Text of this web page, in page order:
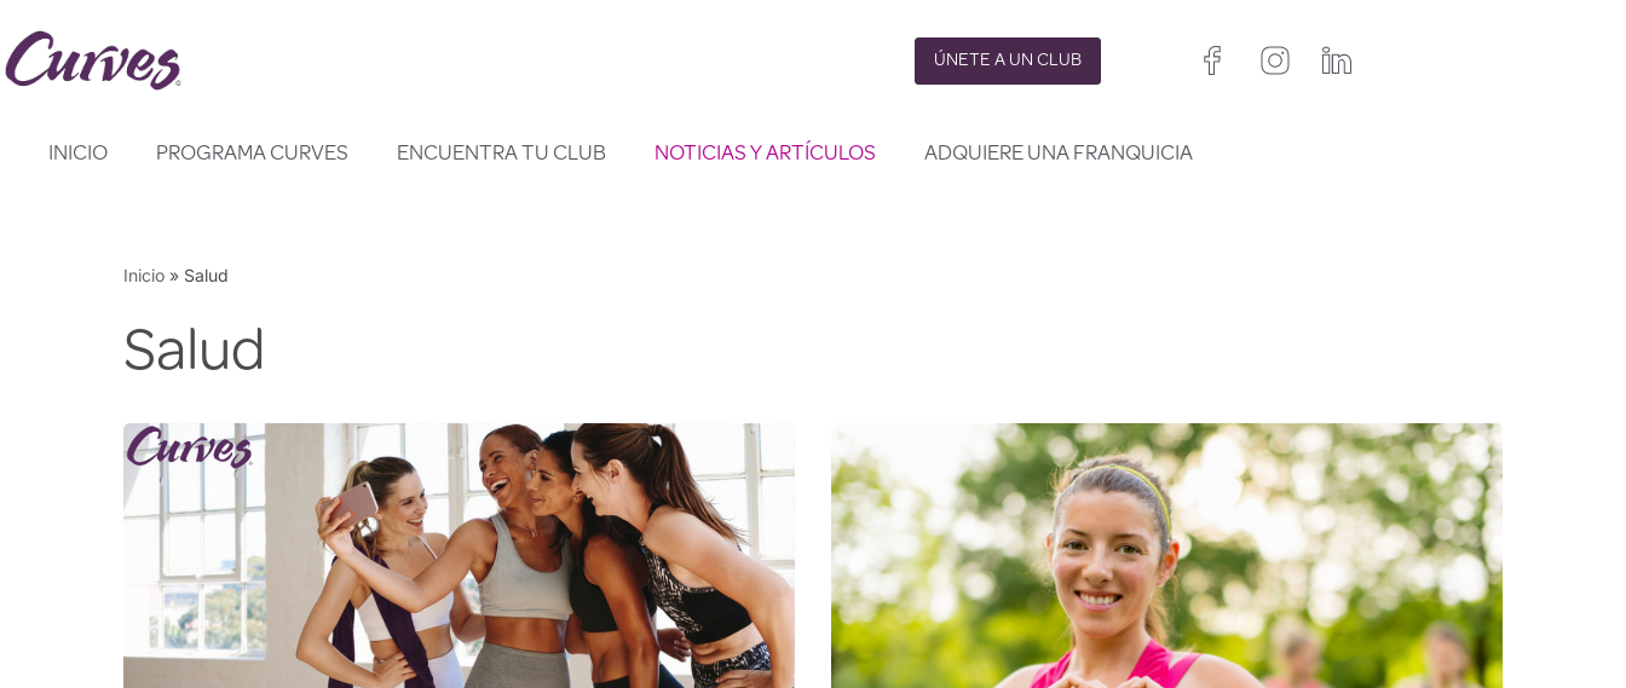
Saltar
ÚNETE A UN CLUB
INICIO PROGRAMA CURVES ENCUENTRA TU CLUB NOTICIAS Y ARTÍCULOS ADQUIERE UNA FRANQUICIA
Inicio » Salud
Salud